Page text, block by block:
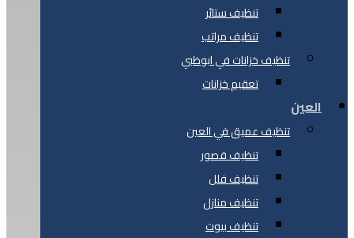
تنظيف ستائر
تنظيف مراتب
تنظيف خزانات في ابوظبي
تعقيم خزانات
العين
تنظيف عميق في العين
تنظيف قصور
تنظيف فلل
تنظيف منازل
تنظيف بيوت